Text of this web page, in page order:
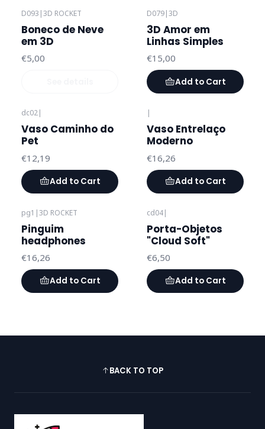
D093 |3D ROCKET
Boneco de Neve
em 3D
€5,00
D079|3D
3D Amor em
Linhas Simples
€15,00
Add to Cart
dc02|
Vaso Caminho do
Pet
€12,19
Add to Cart
|
Vaso Entrelaço
Moderno
€16,26
Add to Cart
pg1 |3D ROCKET
Pinguim
headphones
€16,26
Add to Cart
cd04|
Porta-Objetos
"Cloud Soft"
€6,50
Add to Cart
BACK TO TOP